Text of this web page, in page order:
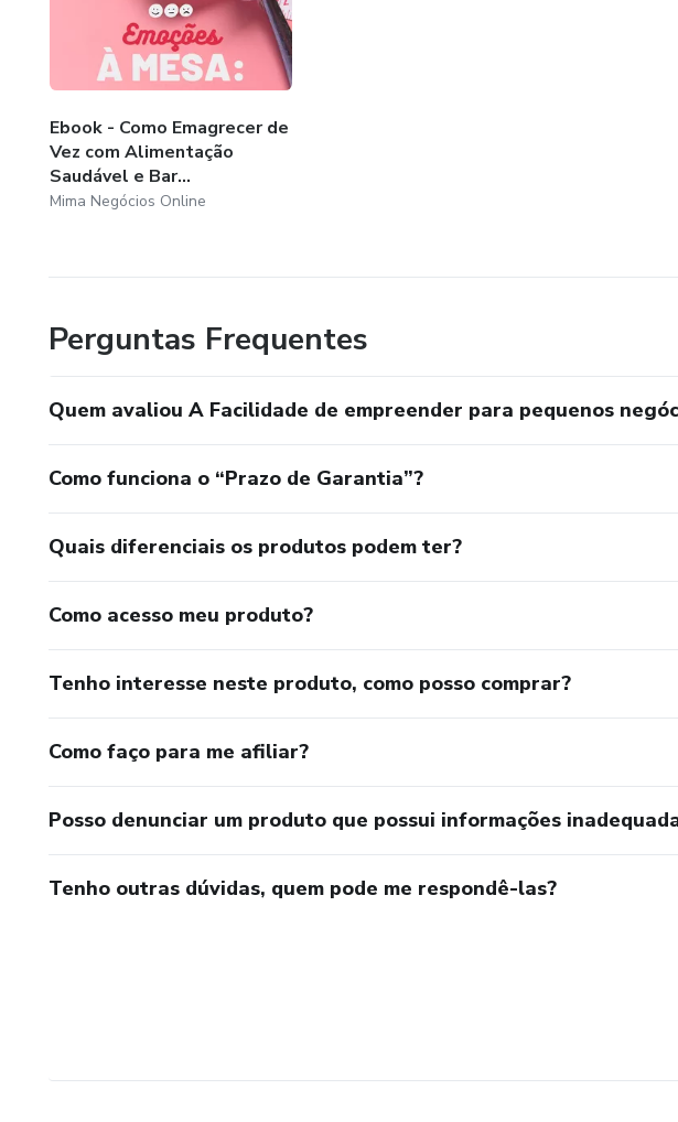
Ebook - Como Emagrecer de
Vez com Alimentação
Saudável e Bar...
Mima Negócios Online
Perguntas Frequentes
Quem avaliou A Facilidade de empreender para pequenos
Como funciona o “Prazo de Garantia”?
Quais diferenciais os produtos podem ter?
Como acesso meu produto?
Tenho interesse neste produto, como posso comprar?
Como faço para me afiliar?
Posso denunciar um produto que possui informações
Tenho outras dúvidas, quem pode me respondê-las?